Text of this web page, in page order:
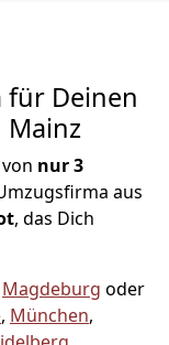
für Deinen
Mainz
nur 3
aus
, das Dich
Magdeburg oder
, München,